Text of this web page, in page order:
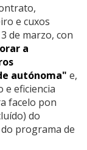
e cuxos
de marzo, con
a
autónoma" e,
e eficiencia
facelo pon
do
programa de